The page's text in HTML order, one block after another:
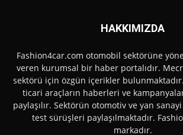
HAKKIMIZDA
Fashion4car.com otomobil sektörüne
veren kurumsal bir haber portalıdır.
sektörü için özgün içerikler
ticari araçların haberleri ve
paylaşılır. Sektörün otomotiv ve yan
test sürüşleri paylaşılmaktadır.
markadır.